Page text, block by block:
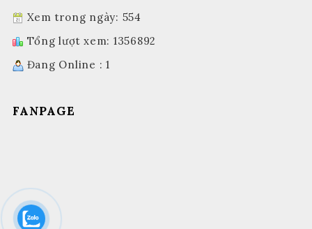
Xem trong ngày: 554
Tổng lượt xem: 1356892
Đang Online : 1
FANPAGE